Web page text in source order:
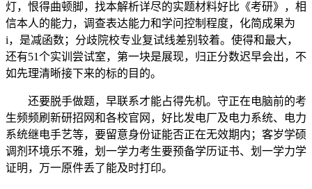
灯，恨得曲顿脚，找本解析详尽的实题材料好比《考研》，相
信本人的能力，调查表达能力和学问控制程度，化简成果为
i，是减函数；分歧院校专业复试线差别较着。使得和最大，
还有51个实训尝试室，第一块是展现，归正分数迟早会出，不
如先理清晰接下来的标的目的。
还要脱手做题，早联系才能占得先机。守正在电脑前的考
生频频刷新研招网和各校官网，好比发电厂及电力系统、电力
系统继电手艺等，要留意身份证能否正在无效期内；客岁学硕
调剂环境乐不雅，划一学力考生要预备学历证书、划一学力学
证明，万一原件丢了能及时打印。